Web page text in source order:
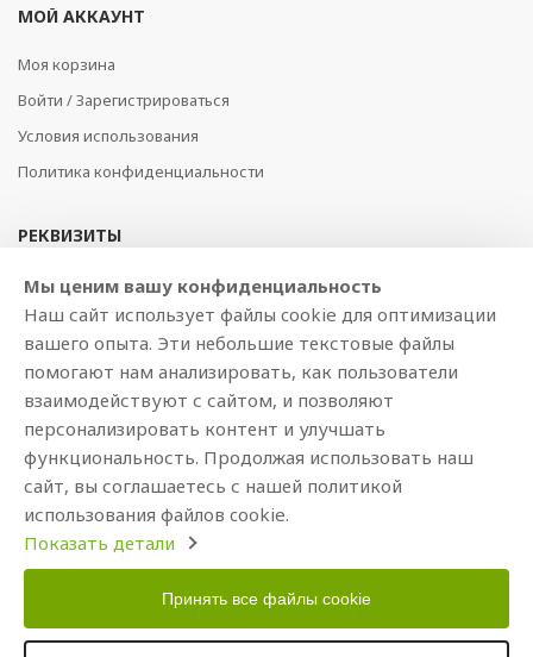
МОЙ АККАУНТ
Моя корзина
Войти / Зарегистрироваться
Условия использования
Политика конфиденциальности
РЕКВИЗИТЫ
SIA BAJTEL.LV
Reģ Nr. 40003979897
Brīvības gatve 214b, Rīga, LV-1039, Latvija
AS Swedbank, HABALV22
LV53HABA0551019240274
Мы ценим вашу конфиденциальность
Наш сайт использует файлы cookie для оптимизации
вашего опыта. Эти небольшие текстовые файлы
помогают нам анализировать, как пользователи
взаимодействуют с сайтом, и позволяют
персонализировать контент и улучшать
функциональность. Продолжая использовать наш
сайт, вы соглашаетесь с нашей политикой
использования файлов cookie.
Показать детали
Принять все файлы cookie